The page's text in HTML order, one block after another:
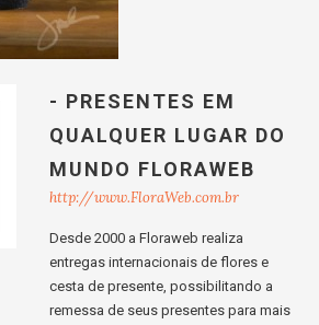
- PRESENTES EM
QUALQUER LUGAR DO
MUNDO FLORAWEB
http://www.FloraWeb.com.br
Desde 2000 a Floraweb realiza
entregas internacionais de flores e
cesta de presente, possibilitando a
remessa de seus presentes para mais